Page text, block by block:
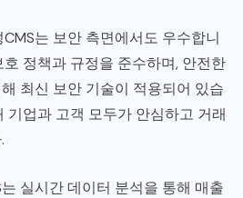
는 보안 측면에서도 우수합니
호 정책과 규정을 준수하며, 안전한
최신 보안 기술이 적용되어 있습
기업과 고객 모두가 안심하고 거래
실시간 데이터 분석을 통해 매출